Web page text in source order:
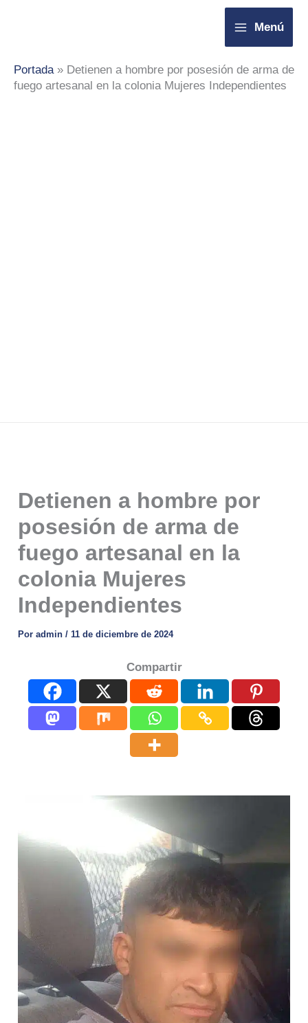
Menú
Portada» Detienen a hombre por posesión de arma de
fuego artesanal en la colonia Mujeres Independientes
Detienen a hombre por
posesión de arma de
fuego artesanal en la
colonia Mujeres
Independientes
Poradmin/ 11 de diciembre de 2024
Compartir